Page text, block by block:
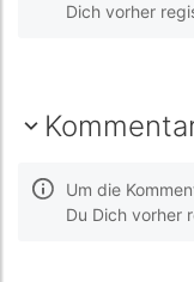
Dich vorher
Um die
Du Dich vorher